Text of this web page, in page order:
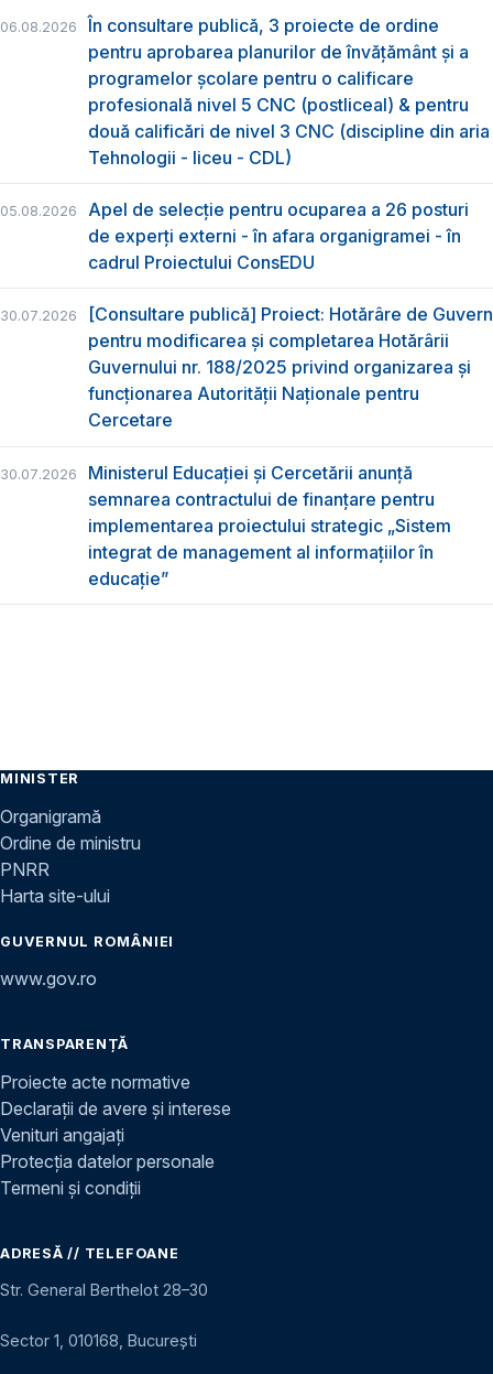
06.08.2026
În consultare publică, 3 proiecte de ordine
pentru aprobarea planurilor de învățământ și a
programelor școlare pentru o calificare
profesională nivel 5 CNC (postliceal) & pentru
două calificări de nivel 3 CNC (discipline din aria
Tehnologii - liceu - CDL)
05.08.2026
Apel de selecție pentru ocuparea a 26 posturi
de experți externi - în afara organigramei - în
cadrul Proiectului ConsEDU
30.07.2026
[Consultare publică] Proiect: Hotărâre de Guvern
pentru modificarea și completarea Hotărârii
Guvernului nr. 188/2025 privind organizarea şi
funcţionarea Autorităţii Naţionale pentru
Cercetare
30.07.2026
Ministerul Educației și Cercetării anunță
semnarea contractului de finanțare pentru
implementarea proiectului strategic „Sistem
integrat de management al informațiilor în
educație”
MINISTER
Organigramă
Ordine de ministru
PNRR
Harta site-ului
GUVERNUL ROMÂNIEI
www.gov.ro
TRANSPARENȚĂ
Proiecte acte normative
Declarații de avere și interese
Venituri angajați
Protecția datelor personale
Termeni și condiții
ADRESĂ // TELEFOANE
Str. General Berthelot 28–30
Sector 1, 010168, București